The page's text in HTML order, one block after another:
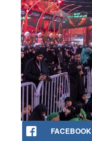
FACEBOOK